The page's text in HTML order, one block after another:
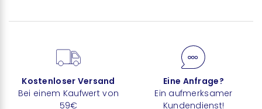
Kostenloser Versand
Bei einem Kaufwert von
59€
Eine Anfrage?
Ein aufmerksamer
Kundendienst!